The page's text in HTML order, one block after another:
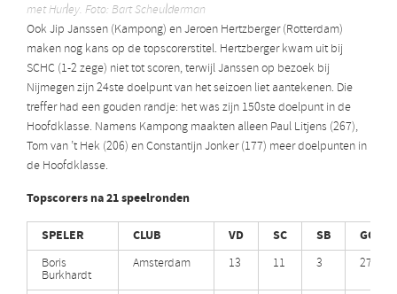
met Hurley. Foto: Bart Scheulderman
Ook Jip Janssen (Kampong) en Jeroen Hertzberger (Rotterdam)
maken nog kans op de topscorerstitel. Hertzberger kwam uit bij
SCHC (1-2 zege) niet tot scoren, terwijl Janssen op bezoek bij
Nijmegen zijn 24ste doelpunt van het seizoen liet aantekenen. Die
treffer had een gouden randje: het was zijn 150ste doelpunt in de
Hoofdklasse. Namens Kampong maakten alleen Paul Litjens (267),
Tom van ’t Hek (206) en Constantijn Jonker (177) meer doelpunten in
de Hoofdklasse.
Topscorers na 21 speelronden
SPELER CLUB VD SC SB GOALS
Boris
Burkhardt
Amsterdam 13 11 3 27 (+1)